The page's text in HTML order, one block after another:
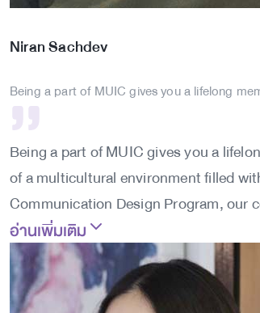
NiranSachdev
Being a part of MUIC gives you a lifelong
Being a part of MUIC gives you a
of a multicultural environment filled
Communication Design Program, our
อ่านเพิ่มเติม